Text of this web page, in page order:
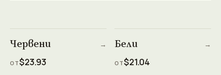
Червени →
ОТ$23.93
Бели →
ОТ$21.04